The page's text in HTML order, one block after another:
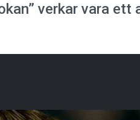
verkar vara ett